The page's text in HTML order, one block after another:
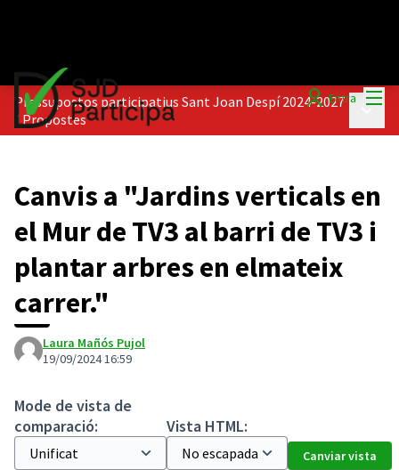
Entra
Pressupostos participatius Sant Joan Despí 2024-2027
/Propostes
Canvis a "Jardins verticals en
el Mur de TV3 al barri de TV3 i
plantar arbres en elmateix
carrer."
Laura Mañós Pujol
19/09/2024 16:59
Mode de vista de
comparació:
Vista HTML:
Canviar vista